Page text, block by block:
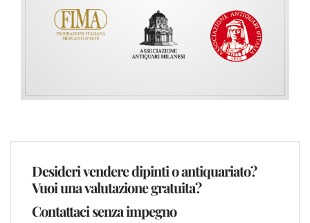
Desideri vendere dipinti o antiquariato?
Vuoi una valutazione gratuita?
Contattaci senza impegno